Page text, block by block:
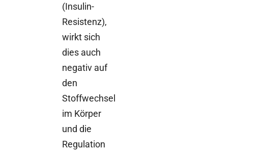
(Insulin-
Resistenz),
wirkt sich
dies auch
negativ auf
den
Stoffwechsel
im Körper
und die
Regulation